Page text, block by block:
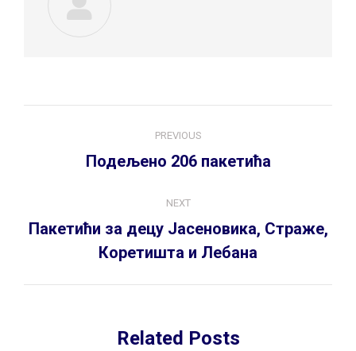
navigation
PREVIOUS
Previous
Подељено 206 пакетића
NEXT
Next
post:
Пакетићи за децу Јасеновика, Страже,
Коретишта и Лебана
Related Posts